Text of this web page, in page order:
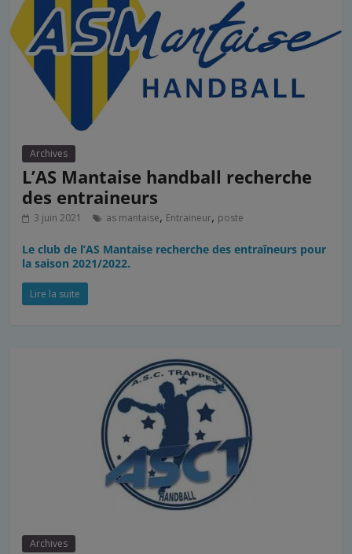
Archives
L’AS Mantaise handball recherche
des entraineurs
3 juin 2021 as mantaise, Entraineur, poste
Le club de l’AS Mantaise recherche des entraîneurs pour
la saison 2021/2022.
Lire la suite
Archives